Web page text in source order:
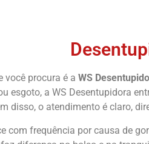
você procura é a WS
esgoto, a WS Desentupidora
disso, o atendimento é claro,
com frequência por causa de